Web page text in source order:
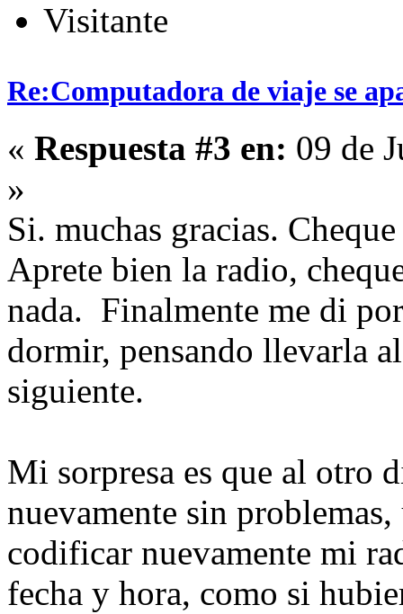
Visitante
Re:Computadora de viaje se
« Respuesta #3 en: 09 de
»
Si. muchas gracias.
Aprete bien la radio,
nada. Finalmente me di
dormir, pensando llevarla
siguiente.
Mi sorpresa es que al otro
nuevamente sin
codificar nuevamente mi
fecha y hora, como si